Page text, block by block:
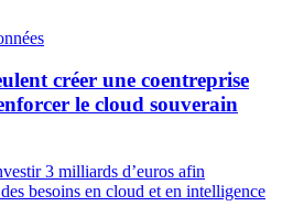
créer une coentreprise
le cloud souverain
3 milliards d’euros afin
besoins en cloud et en intelligence